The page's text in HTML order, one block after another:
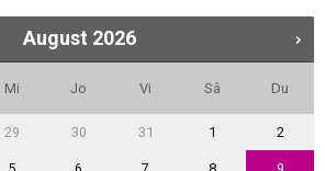
August 2026
Mi Jo Vi Sâ Du
29 30 31 1 2